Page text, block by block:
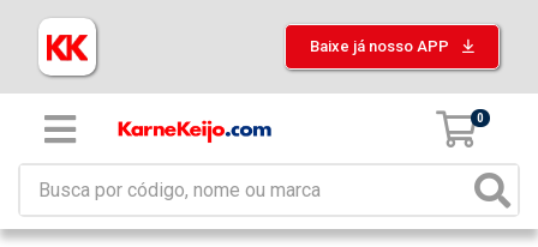
Baixe já nosso APP
0